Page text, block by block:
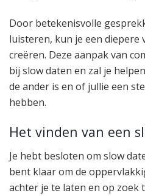
Door betekenisvolle
luisteren, kun je een diepere
creëren. Deze aanpak van
bij slow daten en zal je
de ander is en of jullie een
hebben.
Het vinden van een
Je hebt besloten om slow
bent klaar om de
achter je te laten en op zoek